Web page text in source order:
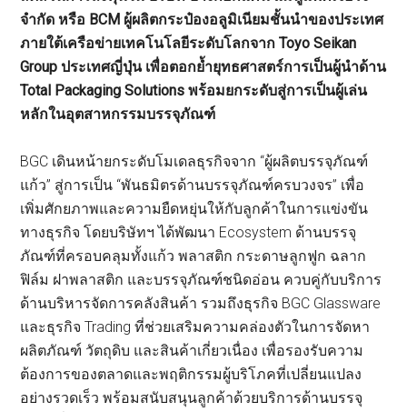
จำกัด หรือ BCM ผู้ผลิตกระป๋องอลูมิเนียมชั้นนำของประเทศ
ภายใต้เครือข่ายเทคโนโลยีระดับโลกจาก Toyo Seikan
Group ประเทศญี่ปุ่น เพื่อตอกย้ำยุทธศาสตร์การเป็นผู้นำด้าน
Total Packaging Solutions พร้อมยกระดับสู่การเป็นผู้เล่น
หลักในอุตสาหกรรมบรรจุภัณฑ์
BGC เดินหน้ายกระดับโมเดลธุรกิจจาก “ผู้ผลิตบรรจุภัณฑ์
แก้ว” สู่การเป็น “พันธมิตรด้านบรรจุภัณฑ์ครบวงจร” เพื่อ
เพิ่มศักยภาพและความยืดหยุ่นให้กับลูกค้าในการแข่งขัน
ทางธุรกิจ โดยบริษัทฯ ได้พัฒนา Ecosystem ด้านบรรจุ
ภัณฑ์ที่ครอบคลุมทั้งแก้ว พลาสติก กระดาษลูกฟูก ฉลาก
ฟิล์ม ฝาพลาสติก และบรรจุภัณฑ์ชนิดอ่อน ควบคู่กับบริการ
ด้านบริหารจัดการคลังสินค้า รวมถึงธุรกิจ BGC Glassware
และธุรกิจ Trading ที่ช่วยเสริมความคล่องตัวในการจัดหา
ผลิตภัณฑ์ วัตถุดิบ และสินค้าเกี่ยวเนื่อง เพื่อรองรับความ
ต้องการของตลาดและพฤติกรรมผู้บริโภคที่เปลี่ยนแปลง
อย่างรวดเร็ว พร้อมสนับสนุนลูกค้าด้วยบริการด้านบรรจุ